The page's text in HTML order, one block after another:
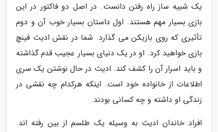
یک شبیه ساز راه رفتن دانست. در اصل دو فاکتور در این
بازی بسیار مهم هستند. اول داستان بسیار خوب آن و دوم
تأثیری که روی بازیکن می گذارد. شما در نقش ادیث فینچ
بازی خواهید کرد. او در یک دنیای بسیار عجیب قدم گذاشته
و باید اسرار آن را کشف کند. ادیث در حال نوشتن یک سری
اطلاعات از خانواده خود است. اینکه هرکدام چه نقشی در
زندگی او داشته و چه کسانی بودند.
افراد خاندان ادیث به وسیله یک طلسم از بین رفته اند.